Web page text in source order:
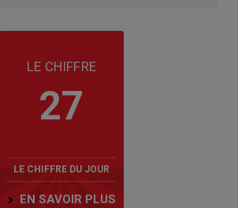
LE CHIFFRE
27
LE CHIFFRE DU JOUR
EN SAVOIR PLUS